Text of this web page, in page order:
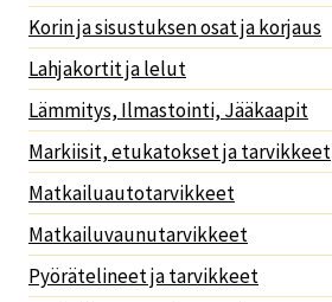
Korin ja sisustuksen osat ja korjaus
Lahjakortit ja lelut
Lämmitys, Ilmastointi, Jääkaapit
Markiisit, etukatokset ja tarvikkeet
Matkailuautotarvikkeet
Matkailuvaunutarvikkeet
Pyörätelineet ja tarvikkeet